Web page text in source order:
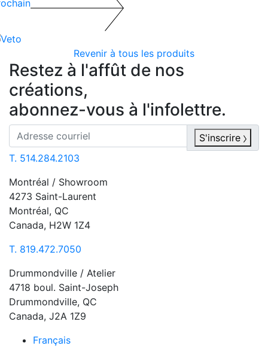
Revenir à tous les produits
Restez à l'affût de nos
créations,
abonnez-vous à l'infolettre.
S'inscrire
T. 514.284.2103
Montréal / Showroom
4273 Saint-Laurent
Montréal, QC
Canada, H2W 1Z4
T. 819.472.7050
Drummondville / Atelier
4718 boul. Saint-Joseph
Drummondville, QC
Canada, J2A 1Z9
Français